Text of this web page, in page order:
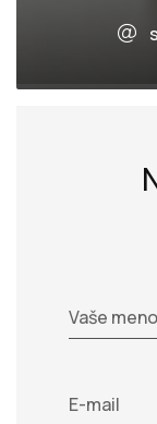
Vaše meno
E-mail